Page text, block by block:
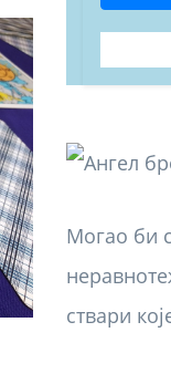
Могао би
ствари